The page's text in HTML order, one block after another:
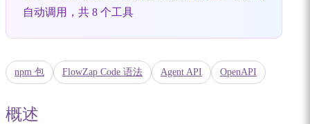
自动调用，共 8 个工具
npm 包 FlowZap Code 语法 Agent API OpenAPI
概述